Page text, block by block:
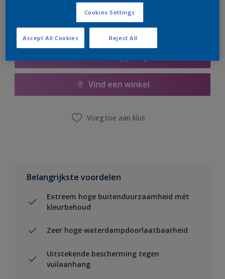
Vind een winkel
Voeg toe aan klus
Belangrijkste voordelen
Extreem hoge buitenduurzaamheid mét
kleurbehoud
Zeer hoge waterdampdoorlaatbaarheid
Uitstekende bescherming tegen
vuilaanhang
Cookies Settings
Reject All
Accept All Cookies